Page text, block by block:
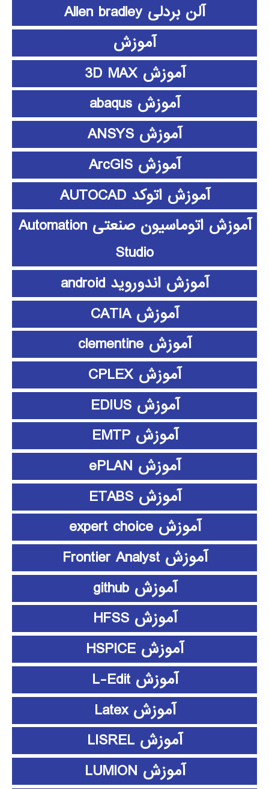
آلن بردلی Allen bradley
آموزش
آموزش 3D MAX
آموزش abaqus
آموزش ANSYS
آموزش ArcGIS
آموزش اتوکد AUTOCAD
آموزش اتوماسیون صنعتی Automation
Studio
آموزش اندوروید android
آموزش CATIA
آموزش clementine
آموزش CPLEX
آموزش EDIUS
آموزش EMTP
آموزش ePLAN
آموزش ETABS
آموزش expert choice
آموزش Frontier Analyst
آموزش github
آموزش HFSS
آموزش HSPICE
آموزش L-Edit
آموزش Latex
آموزش LISREL
آموزش LUMION